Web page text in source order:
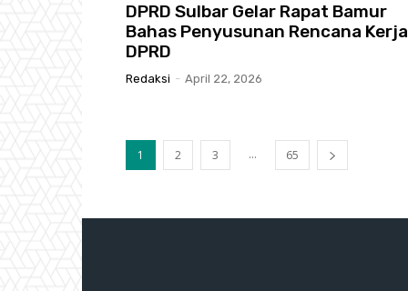
DPRD Sulbar Gelar Rapat Bamur
Bahas Penyusunan Rencana Kerja
DPRD
Redaksi - April 22, 2026
1 2 3 ... 65